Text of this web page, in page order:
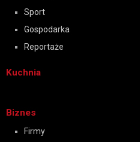
Sport
Gospodarka
Reportaże
Kuchnia
Biznes
Firmy